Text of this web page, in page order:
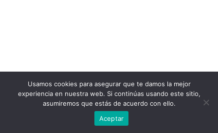
Usamos cookies para asegurar que te damos la mejor
experiencia en nuestra web. Si continúas usando este sitio,
asumiremos que estás de acuerdo con ello.
Aceptar